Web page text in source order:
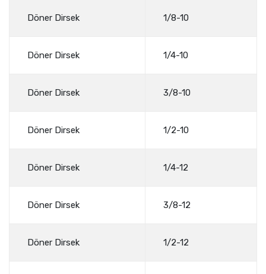
Döner Dirsek 1/8-10
Döner Dirsek 1/4-10
Döner Dirsek 3/8-10
Döner Dirsek 1/2-10
Döner Dirsek 1/4-12
Döner Dirsek 3/8-12
Döner Dirsek 1/2-12